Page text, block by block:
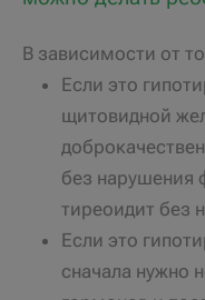
В зависимости от
Если это
щитовидной
без нарушения
тиреоидит без
Если это
сначала нужно